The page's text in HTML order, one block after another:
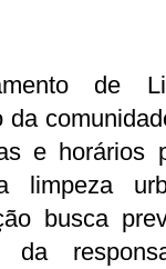
de
da
e horários
limpeza
busca
da